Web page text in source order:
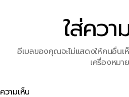
ใส่ควา
อีเมลของคุณจะไม่แสดงให้คนอื่นเ
เครื่องหมาย
ความเห็น